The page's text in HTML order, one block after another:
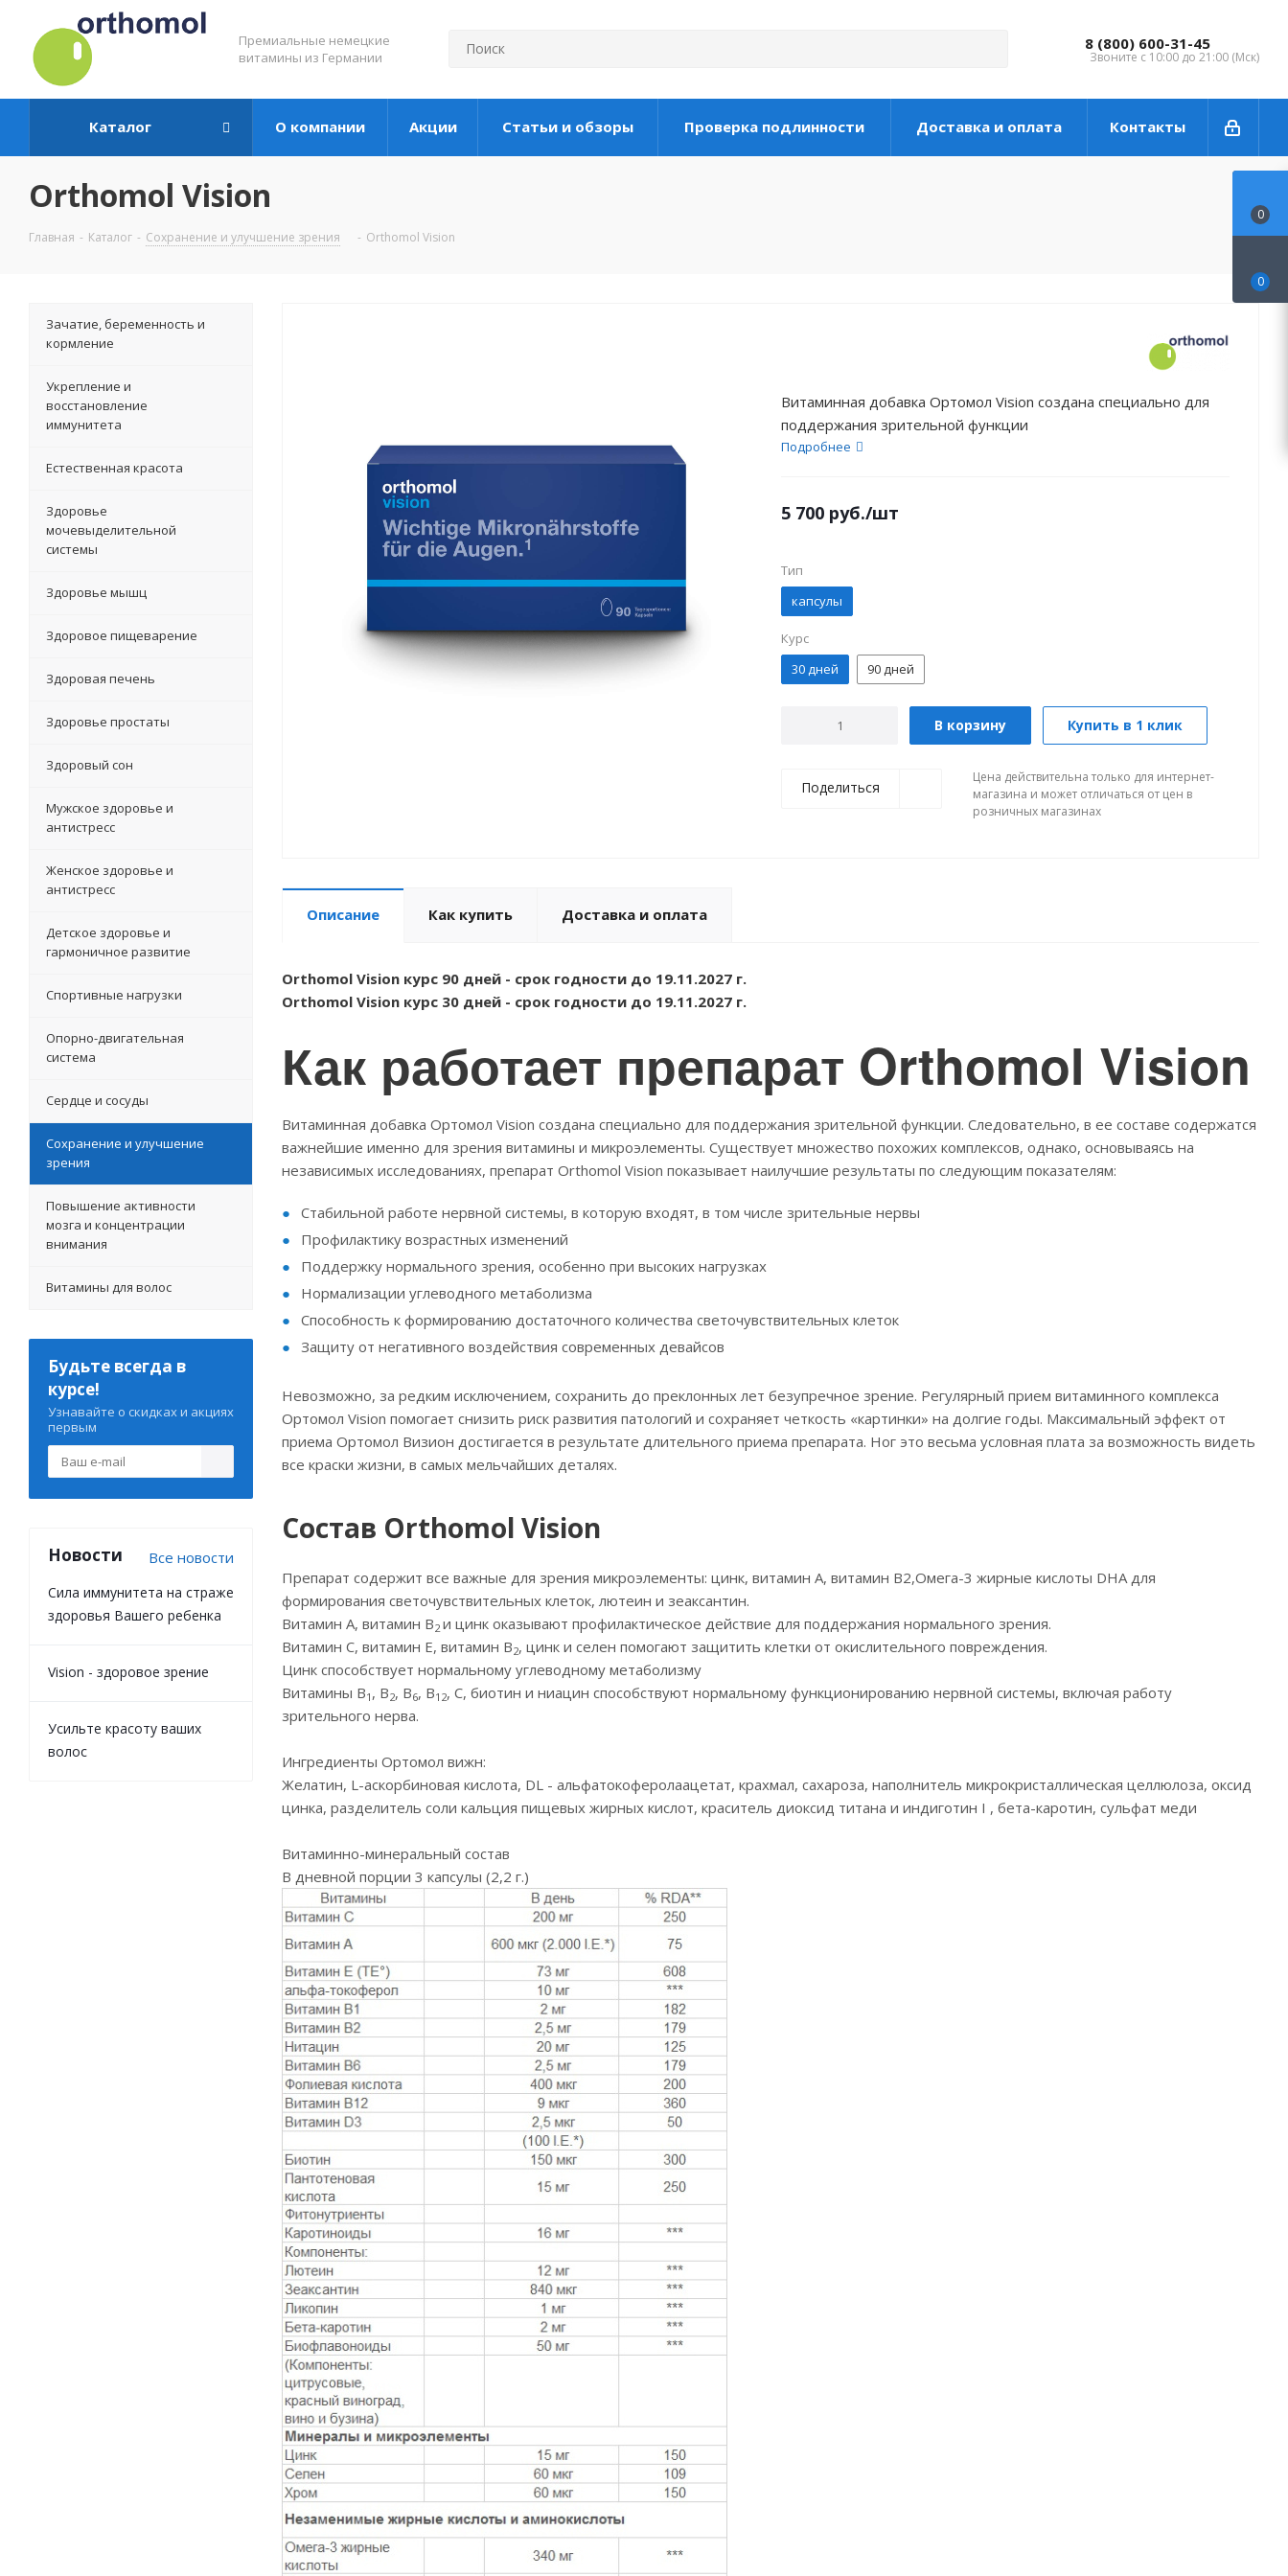
Премиальные немецкие
витамины из Германии
8 (800) 600-31-45
Звоните с 10:00 до 21:00 (Мск)
Каталог О компании Акции Статьи и обзоры Проверка подлинности Доставка и оплата Контакты
Orthomol Vision
Главная - Каталог - Сохранение и улучшение зрения - Orthomol Vision
Витаминная добавка Ортомол Vision создана специально для
поддержания зрительной функции
Подробнее
5 700 руб./шт
Тип
капсулы
Курс
30 дней
90 дней
В корзину Купить в 1 клик
Поделиться
Цена действительна только для интернет-
магазина и может отличаться от цен в
розничных магазинах
Описание Как купить Доставка и оплата
Orthomol Vision курс 90 дней - срок годности до 19.11.2027 г.
Orthomol Vision курс 30 дней - срок годности до 19.11.2027 г.
Как работает препарат Orthomol Vision
Витаминная добавка Ортомол Vision создана специально для поддержания зрительной функции. Следовательно, в ее составе содержатся
важнейшие именно для зрения витамины и микроэлементы. Существует множество похожих комплексов, однако, основываясь на
независимых исследованиях, препарат Orthomol Vision показывает наилучшие результаты по следующим показателям:
Стабильной работе нервной системы, в которую входят, в том числе зрительные нервы
Профилактику возрастных изменений
Поддержку нормального зрения, особенно при высоких нагрузках
Нормализации углеводного метаболизма
Способность к формированию достаточного количества светочувствительных клеток
Защиту от негативного воздействия современных девайсов
Невозможно, за редким исключением, сохранить до преклонных лет безупречное зрение. Регулярный прием витаминного комплекса
Ортомол Vision помогает снизить риск развития патологий и сохраняет четкость «картинки» на долгие годы. Максимальный эффект от
приема Ортомол Визион достигается в результате длительного приема препарата. Ног это весьма условная плата за возможность видеть
все краски жизни, в самых мельчайших деталях.
Состав Orthomol Vision
Препарат содержит все важные для зрения микроэлементы: цинк, витамин А, витамин B2,Омега-3 жирные кислоты DHA для
формирования светочувствительных клеток, лютеин и зеаксантин.
Витамин А, витамин В2 и цинк оказывают профилактическое действие для поддержания нормального зрения.
Витамин С, витамин Е, витамин В2, цинк и селен помогают защитить клетки от окислительного повреждения.
Цинк способствует нормальному углеводному метаболизму
Витамины B1 , B2, B6, B12, C, биотин и ниацин способствуют нормальному функционированию нервной системы, включая работу
зрительного нерва.
Ингредиенты Ортомол вижн:
Желатин, L-аскорбиновая кислота, DL - альфатокоферолаацетат, крахмал, сахароза, наполнитель микрокристаллическая целлюлоза, оксид
цинка, разделитель соли кальция пищевых жирных кислот, краситель диоксид титана и индиготин I , бета-каротин, сульфат меди
Витаминно-минеральный состав
В дневной порции 3 капсулы (2,2 г.)
Зачатие, беременность и
кормление
Укрепление и
восстановление
иммунитета
Естественная красота
Здоровье
мочевыделительной
системы
Здоровье мышц
Здоровое пищеварение
Здоровая печень
Здоровье простаты
Здоровый сон
Мужское здоровье и
антистресс
Женское здоровье и
антистресс
Детское здоровье и
гармоничное развитие
Спортивные нагрузки
Опорно-двигательная
система
Сердце и сосуды
Сохранение и улучшение
зрения
Повышение активности
мозга и концентрации
внимания
Витамины для волос
Будьте всегда в
курсе!
Узнавайте о скидках и акциях
первым
Новости Все новости
Сила иммунитета на страже
здоровья Вашего ребенка
Vision - здоровое зрение
Усильте красоту ваших
волос
0
0